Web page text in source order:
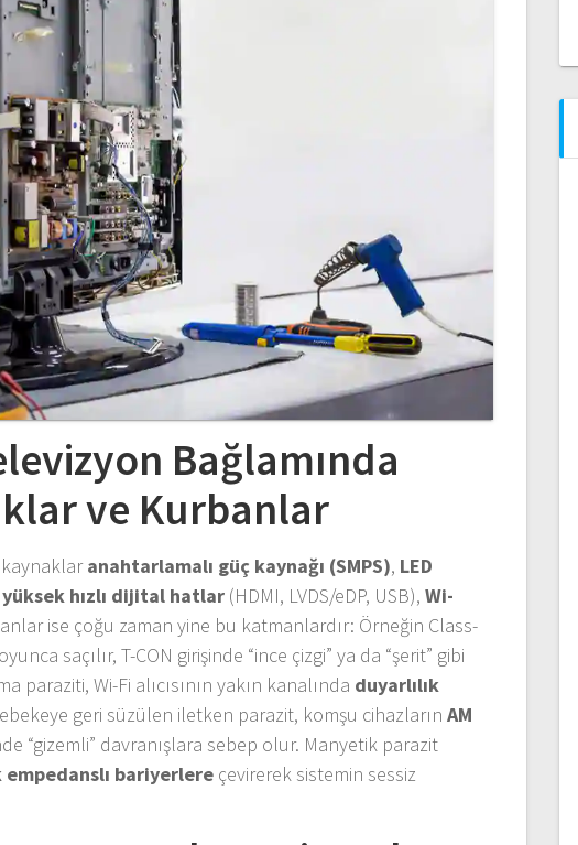
Bağlamında
ve Kurbanlar
anahtarlamalı güç kaynağı (SMPS), LED
yüksek hızlı dijital hatlar (HDMI, LVDS/eDP, USB),Wi-
ise çoğu zaman yine bu katmanlardır: Örneğin Class-
saçılır, T-CON girişinde “ince çizgi” ya da “şerit” gibi
paraziti, Wi-Fi alıcısının yakın kanalında duyarlılık
geri süzülen iletken parazit, komşu cihazlarınAM
“gizemli” davranışlara sebep olur. Manyetik parazit
empedanslı bariyerlere çevirerek sistemin sessiz